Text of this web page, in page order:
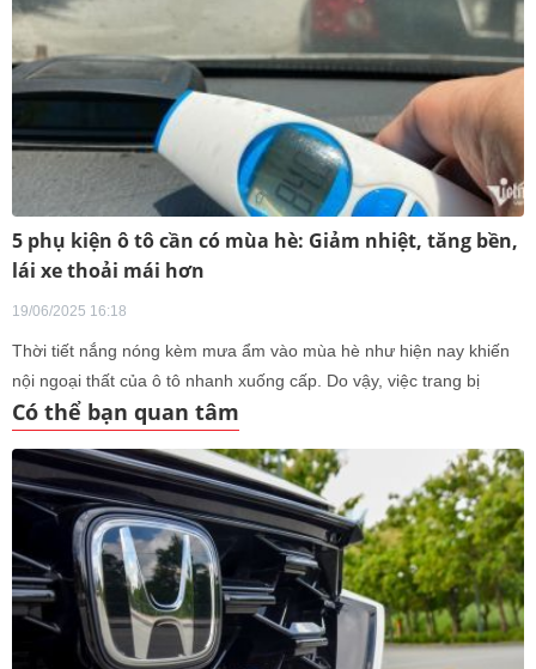
5 phụ kiện ô tô cần có mùa hè: Giảm nhiệt, tăng bền,
lái xe thoải mái hơn
19/06/2025 16:18
Thời tiết nắng nóng kèm mưa ẩm vào mùa hè như hiện nay khiến
nội ngoại thất của ô tô nhanh xuống cấp. Do vậy, việc trang bị
những món phụ kiện giúp bảo vệ xế cưng là điều cần thiết
Có thể bạn quan tâm